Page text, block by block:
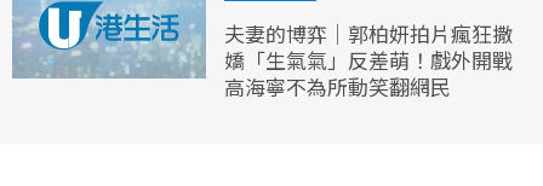
夫妻的博弈｜郭柏妍拍片瘋狂撒
嬌「生氣氣」反差萌！戲外開戰
高海寧不為所動笑翻網民